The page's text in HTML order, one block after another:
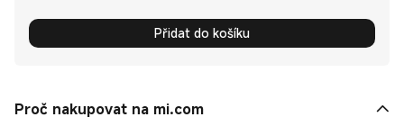
Přidat do košíku
Proč nakupovat na mi.com